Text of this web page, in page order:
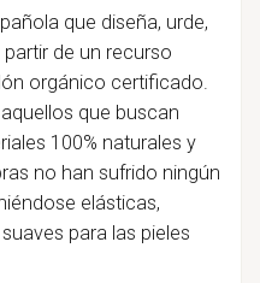
que diseña, urde,
de un recurso
orgánico certificado.
que buscan
100% naturales y
no han sufrido ningún
elásticas,
para las pieles